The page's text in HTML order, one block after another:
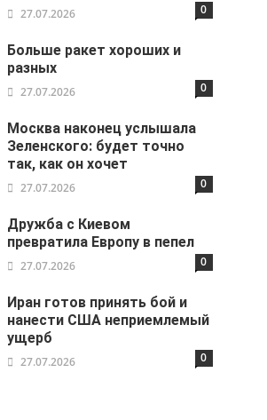
27.07.2026 0
Больше ракет хороших и
разных
27.07.2026 0
Москва наконец услышала
Зеленского: будет точно
так, как он хочет
27.07.2026 0
Дружба с Киевом
превратила Европу в пепел
27.07.2026 0
Иран готов принять бой и
нанести США неприемлемый
ущерб
27.07.2026 0